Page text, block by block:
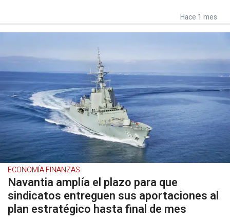
Hace 1 mes
ECONOMÍA FINANZAS
Navantia amplía el plazo para que
sindicatos entreguen sus aportaciones al
plan estratégico hasta final de mes